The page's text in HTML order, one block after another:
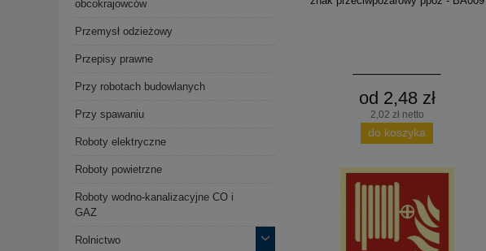
obcokrajowców
Przemysł odzieżowy
Przepisy prawne
Przy robotach budowlanych
Przy spawaniu
Roboty elektryczne
Roboty powietrzne
Roboty wodno-kanalizacyjne CO i
GAZ
Rolnictwo
od 2,48 zł
2,02 zł netto
do koszyka